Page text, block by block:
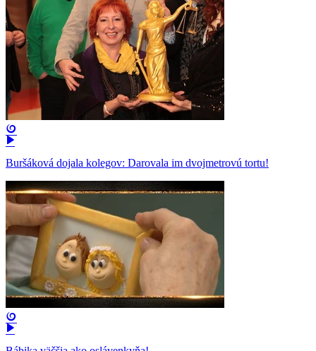
Buršáková dojala kolegov: Darovala im dvojmetrovú tortu!